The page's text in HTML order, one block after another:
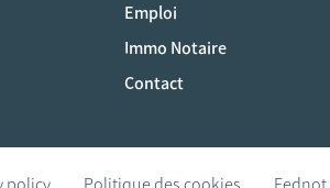
Emploi
Immo Notaire
Contact